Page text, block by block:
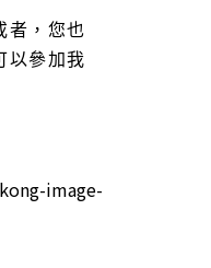
者，您也
以參加我